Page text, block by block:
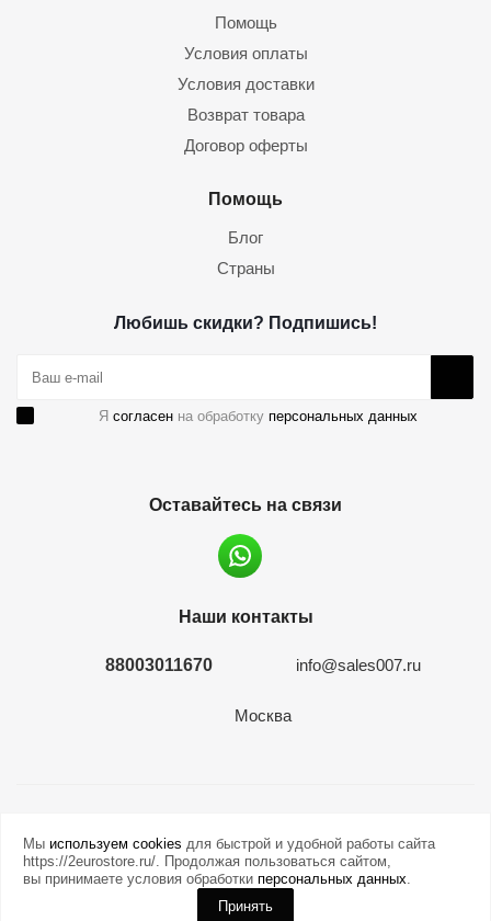
Помощь
Условия оплаты
Условия доставки
Возврат товара
Договор оферты
Помощь
Блог
Страны
Любишь скидки? Подпишись!
Я согласен на обработку персональных данных
Оставайтесь на связи
Наши контакты
88003011670 info@sales007.ru
Москва
Мы используем cookies для быстрой и удобной работы сайта
https://2eurostore.ru/. Продолжая пользоваться сайтом,
вы принимаете условия обработки персональных данных.
Принять